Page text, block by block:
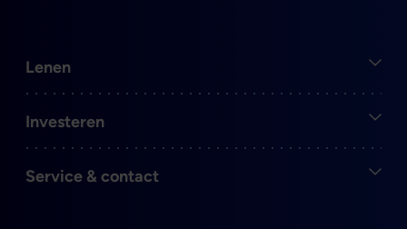
Open
Lenen
Open
Investeren
Open
Service & contact